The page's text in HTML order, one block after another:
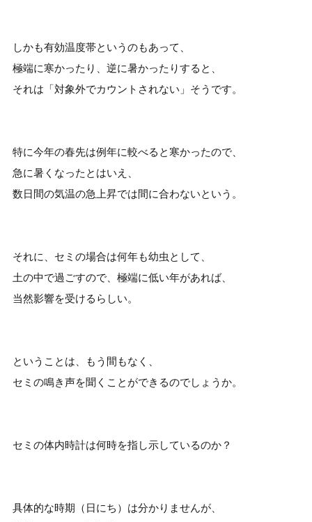
しかも有効温度帯というのもあって、
極端に寒かったり、逆に暑かったりすると、
それは「対象外でカウントされない」そうです。
特に今年の春先は例年に較べると寒かったので、
急に暑くなったとはいえ、
数日間の気温の急上昇では間に合わないという。
それに、セミの場合は何年も幼虫として、
土の中で過ごすので、極端に低い年があれば、
当然影響を受けるらしい。
ということは、もう間もなく、
セミの鳴き声を聞くことができるのでしょうか。
セミの体内時計は何時を指し示しているのか？
具体的な時期（日にち）は分かりませんが、